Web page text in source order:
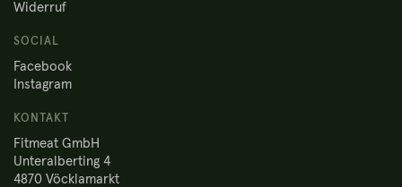
Widerruf
SOCIAL
Facebook
Instagram
KONTAKT
Fitmeat GmbH
Unteralberting 4
4870 Vöcklamarkt